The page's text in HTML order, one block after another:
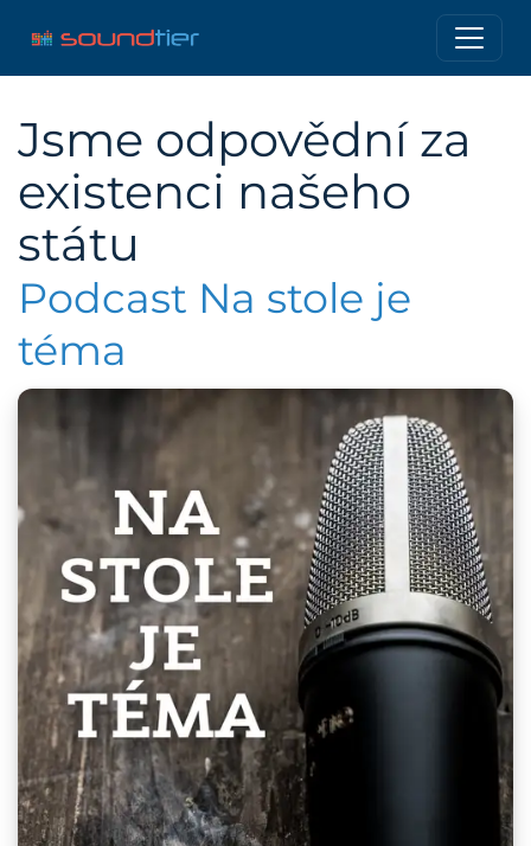
Jsme odpovědní za
existenci našeho
státu
Podcast Na stole je
téma